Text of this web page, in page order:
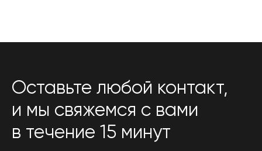
Оставьте любой контакт,
и мы свяжемся с вами
в течение 15 минут